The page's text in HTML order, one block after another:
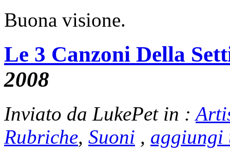
Buona visione.
Le 3 Canzoni Della
2008
Inviato da LukePet in :
Rubriche, Suoni , aggiungi